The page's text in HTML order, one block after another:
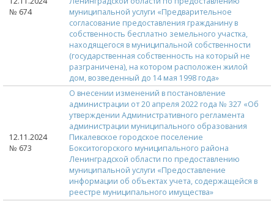
№ 674
муниципальной услуги «Предварительное
согласование предоставления гражданину в
собственность бесплатно земельного участка,
находящегося в муниципальной собственности
(государственная собственность на который не
разграничена), на котором расположен жилой
дом, возведенный до 14 мая 1998 года»
12.11.2024
№ 673
О внесении изменений в постановление
администрации от 20 апреля 2022 года № 327 «Об
утверждении Административного регламента
администрации муниципального образования
Пикалевское городское поселение
Бокситогорского муниципального района
Ленинградской области по предоставлению
муниципальной услуги «Предоставление
информации об объектах учета, содержащейся в
реестре муниципального имущества»